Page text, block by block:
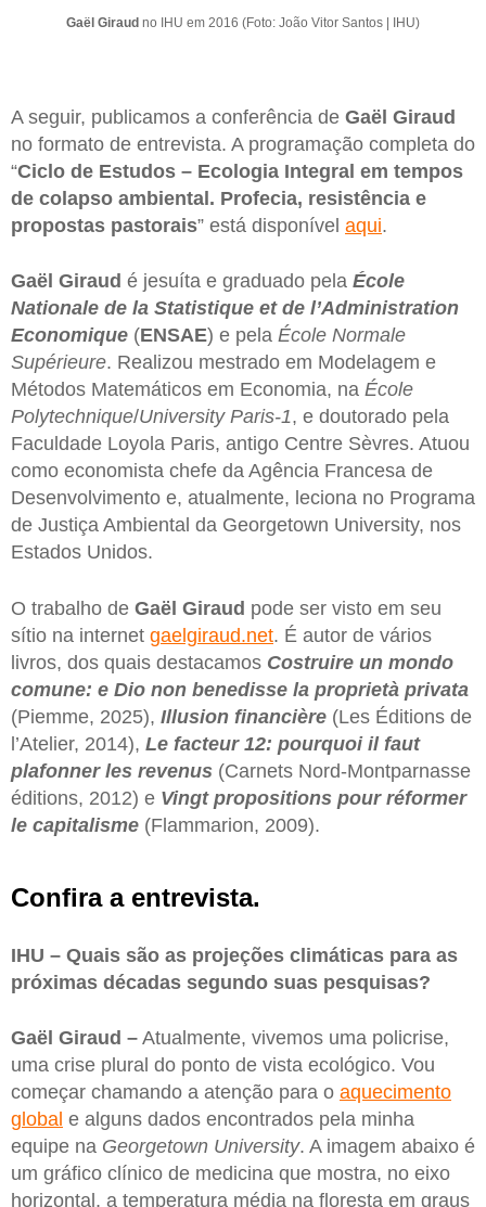
Gaël Giraud no IHU em 2016 (Foto: João Vitor Santos | IHU)
A seguir, publicamos a conferência de Gaël Giraud
no formato de entrevista. A programação completa do
“Ciclo de Estudos – Ecologia Integral em tempos
de colapso ambiental. Profecia, resistência e
propostas pastorais” está disponível aqui.
Gaël Giraud é jesuíta e graduado pela École
Nationale de la Statistique et de l’Administration
Economique (ENSAE) e pela École Normale
Supérieure. Realizou mestrado em Modelagem e
Métodos Matemáticos em Economia, na École
Polytechnique/University Paris-1, e doutorado pela
Faculdade Loyola Paris, antigo Centre Sèvres. Atuou
como economista chefe da Agência Francesa de
Desenvolvimento e, atualmente, leciona no Programa
de Justiça Ambiental da Georgetown University, nos
Estados Unidos.
O trabalho de Gaël Giraud pode ser visto em seu
sítio na internet gaelgiraud.net. É autor de vários
livros, dos quais destacamos Costruire un mondo
comune: e Dio non benedisse la proprietà privata
(Piemme, 2025), Illusion financière (Les Éditions de
l’Atelier, 2014), Le facteur 12: pourquoi il faut
plafonner les revenus (Carnets Nord-Montparnasse
éditions, 2012) e Vingt propositions pour réformer
le capitalisme (Flammarion, 2009).
Confira a entrevista.
IHU – Quais são as projeções climáticas para as
próximas décadas segundo suas pesquisas?
Gaël Giraud – Atualmente, vivemos uma policrise,
uma crise plural do ponto de vista ecológico. Vou
começar chamando a atenção para o aquecimento
global e alguns dados encontrados pela minha
equipe na Georgetown University. A imagem abaixo é
um gráfico clínico de medicina que mostra, no eixo
horizontal, a temperatura média na floresta em graus